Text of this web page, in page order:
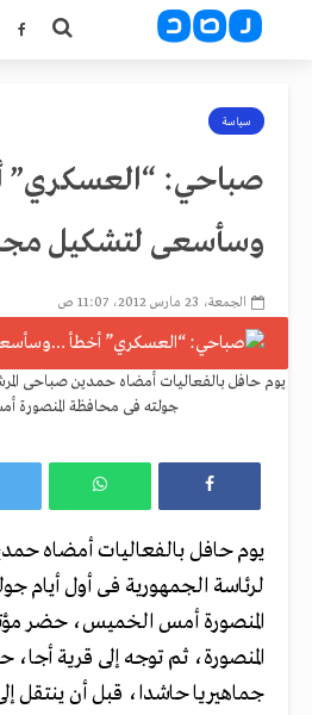
سياسة
صباحي: “العسكري”
وسأسعى لتشكيل
الجمعة، 23 مارس 2012، 11:07 ص
يوم حافل بالفعاليات أمضاه حمدين صباحى
جولته فى محافظة المنصورة
يوم حافل بالفعاليات أمضاه
لرئاسة الجمهورية فى أول أيام
المنصورة أمس الخميس، حضر
المنصورة، ثم توجه إلى قرية
جماهيريا حاشدا، قبل أن ينتقل